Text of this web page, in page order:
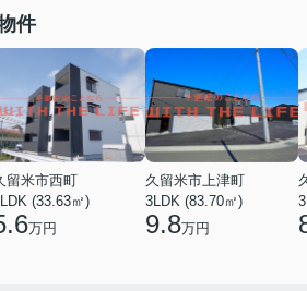
件
留米市西町
(33.63㎡)
万円
久留米市上津町
3LDK (83.70㎡)
9.8万円